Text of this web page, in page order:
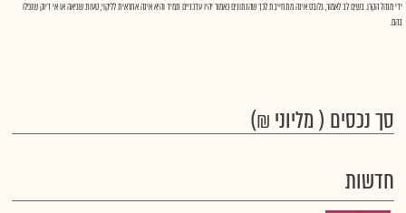
ידי מנהל הקרן. בשים לב לאמור, גלובס אינה מתחייבת לכך שהנתונים כאמור יהיו עדכניים תמיד והיא אינה אחראית לליקוי, טעות שגיאה או אי דיוק שנפלו
בהם.
סך נכסים ( מליוני ₪)
חדשות